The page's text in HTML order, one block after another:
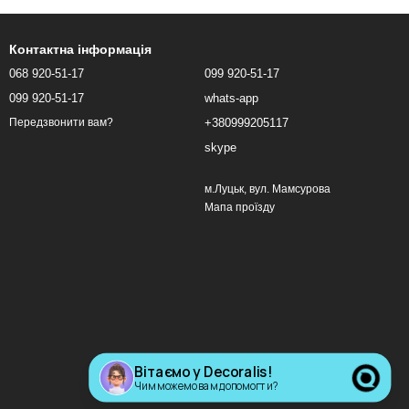
Контактна інформація
068 920-51-17
099 920-51-17
Передзвонити вам?
099 920-51-17
whats-app
+380999205117
skype
м.Луцьк, вул. Мамсурова
Мапа проїзду
Вітаємо у Decoralis!
Чим можемо вам допомогти?